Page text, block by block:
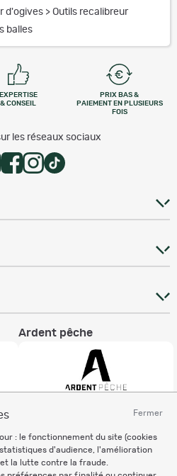
Fermer
: le fonctionnement du site (cookies
d'audience, l'amélioration
la lutte contre la fraude.
d'ogives > Outils recalibreur
balles
EXPERTISE
& CONSEIL
PRIX BAS &
PAIEMENT EN PLUSIEURS
FOIS
les réseaux sociaux
Ardent pêche